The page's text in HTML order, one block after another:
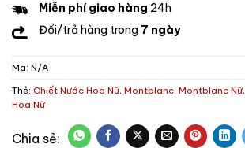
Miễn phí giao hàng 24h
Đổi/trả hàng trong 7 ngày
Mã: N/A
Thẻ: Chiết Nước Hoa Nữ, Montblanc, Montblanc Nữ,
Hoa Nữ